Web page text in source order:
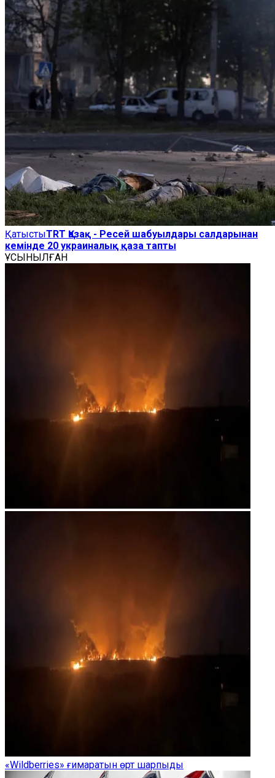
ҚатыстыTRT Қазақ - Ресей шабуылдары салдарынан
кемінде 20 украиналық қаза тапты
ҰСЫНЫЛҒАН
«Wildberries» ғимаратын өрт шарпыды